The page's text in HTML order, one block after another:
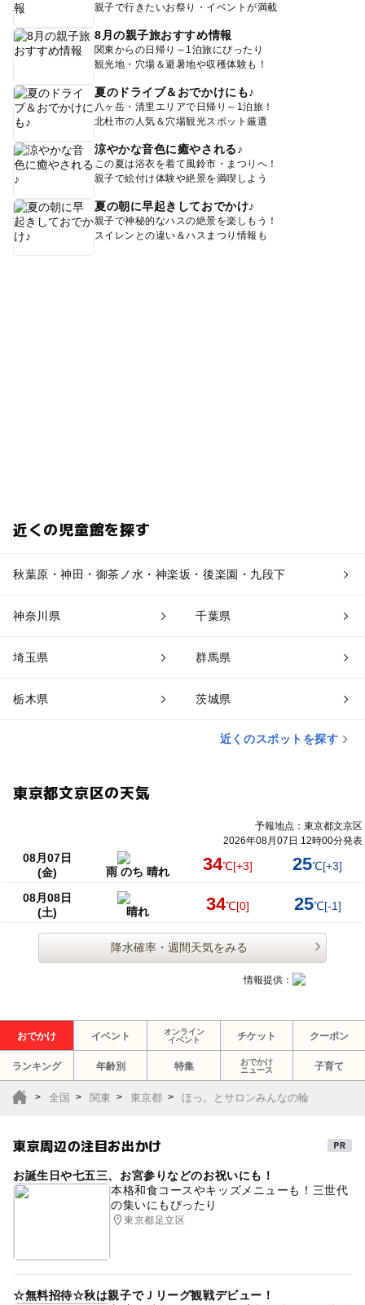
親子で行きたいお祭り・イベントが満載
8月の親子旅おすすめ情報
関東からの日帰り～1泊旅にぴったり
観光地・穴場＆避暑地や収穫体験も！
夏のドライブ＆おでかけにも♪
八ヶ岳・清里エリアで日帰り～1泊旅！
北杜市の人気＆穴場観光スポット厳選
涼やかな音色に癒やされる♪
この夏は浴衣を着て風鈴市・まつりへ！
親子で絵付け体験や絶景を満喫しよう
夏の朝に早起きしておでかけ♪
親子で神秘的なハスの絶景を楽しもう！
スイレンとの違い＆ハスまつり情報も
近くの児童館を探す
秋葉原・神田・御茶ノ水・神楽坂・後楽園・九段下
神奈川県 千葉県
埼玉県 群馬県
栃木県 茨城県
近くのスポットを探す
東京都文京区の天気
予報地点：東京都文京区
2026年08月07日 12時00分発表
08月07日
(金)
雨 のち 晴れ 34℃[+3] 25℃[+3]
08月08日
(土)
晴れ 34℃[0] 25℃[-1]
降水確率・週間天気をみる
情報提供：
おでかけ イベント
オンライン
イベント
チケット クーポン
ランキング 年齢別 特集
おでかけ
ニュース
子育て
全国 関東 東京都 ほっ。とサロンみんなの輪
東京周辺の注目お出かけ
お誕生日や七五三、お宮参りなどのお祝いにも！
本格和食コースやキッズメニューも！三世代
の集いにもぴったり
東京都足立区
☆無料招待☆秋は親子でＪリーグ観戦デビュー！